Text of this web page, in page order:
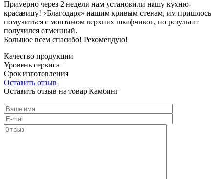
Примерно через 2 недели нам установили нашу кухню-
красавицу! «Благодаря» нашим кривым стенам, им пришлось
помучиться с монтажом верхних шкафчиков, но результат
получился отменный.
Большое всем спасибо! Рекомендую!
Качество продукции
Уровень сервиса
Срок изготовления
Оставить отзыв
Оставить отзыв на товар Камбинг